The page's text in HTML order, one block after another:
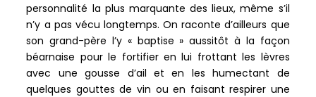
personnalité la plus marquante des lieux, même s’il
n’y a pas vécu longtemps. On raconte d’ailleurs que
son grand-père l’y « baptise » aussitôt à la façon
béarnaise pour le fortifier en lui frottant les lèvres
avec une gousse d’ail et en les humectant de
quelques gouttes de vin ou en faisant respirer une